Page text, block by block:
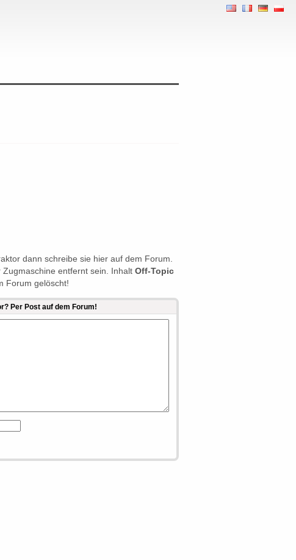
dann schreibe sie hier auf dem Forum.
entfernt sein. Inhalt Off-Topic
Forum gelöscht!
Per Post auf dem Forum!